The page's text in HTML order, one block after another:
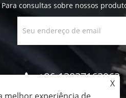
consultas sobre nossos
+86-13837163963
X